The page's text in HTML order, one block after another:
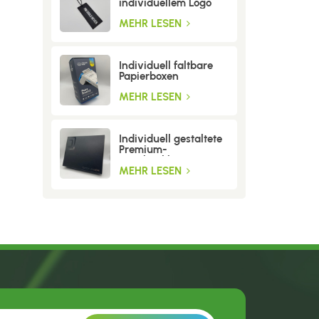
individuellem Logo
MEHR LESEN
Individuell faltbare
Papierboxen
MEHR LESEN
Individuell gestaltete
Premium-
Geschenkboxen aus
Wellpappe
MEHR LESEN